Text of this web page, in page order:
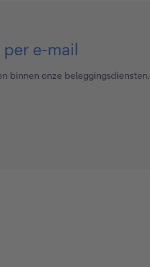
e-mail
binnen onze beleggingsdiensten.